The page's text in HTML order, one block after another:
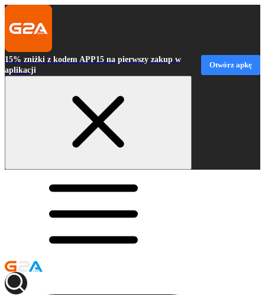
15% zniżki z kodem APP15 na pierwszy zakup w
aplikacji
Otwórz apkę